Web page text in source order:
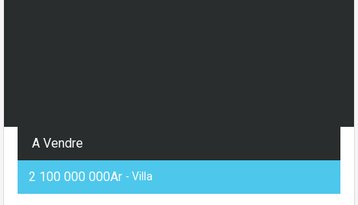
A Vendre
2 100 000 000Ar - Villa